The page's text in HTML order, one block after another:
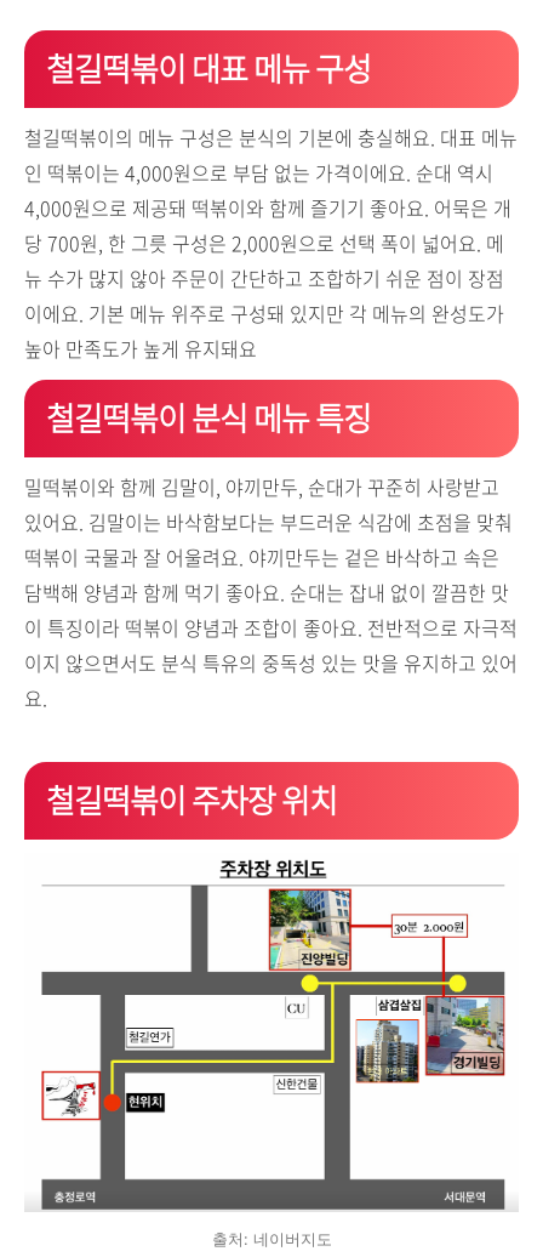
철길떡볶이 대표 메뉴 구성
철길떡볶이의 메뉴 구성은 분식의 기본에 충실해요. 대표 메뉴
인 떡볶이는 4,000원으로 부담 없는 가격이에요. 순대 역시
4,000원으로 제공돼 떡볶이와 함께 즐기기 좋아요. 어묵은 개
당 700원, 한 그릇 구성은 2,000원으로 선택 폭이 넓어요. 메
뉴 수가 많지 않아 주문이 간단하고 조합하기 쉬운 점이 장점
이에요. 기본 메뉴 위주로 구성돼 있지만 각 메뉴의 완성도가
높아 만족도가 높게 유지돼요
철길떡볶이 분식 메뉴 특징
밀떡볶이와 함께 김말이, 야끼만두, 순대가 꾸준히 사랑받고
있어요. 김말이는 바삭함보다는 부드러운 식감에 초점을 맞춰
떡볶이 국물과 잘 어울려요. 야끼만두는 겉은 바삭하고 속은
담백해 양념과 함께 먹기 좋아요. 순대는 잡내 없이 깔끔한 맛
이 특징이라 떡볶이 양념과 조합이 좋아요. 전반적으로 자극적
이지 않으면서도 분식 특유의 중독성 있는 맛을 유지하고 있어
요.
철길떡볶이 주차장 위치
출처: 네이버지도